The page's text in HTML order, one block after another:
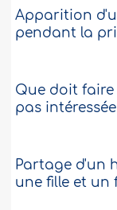
Apparition
pendant la
Que doit faire
pas
Partage d'un
une fille et un